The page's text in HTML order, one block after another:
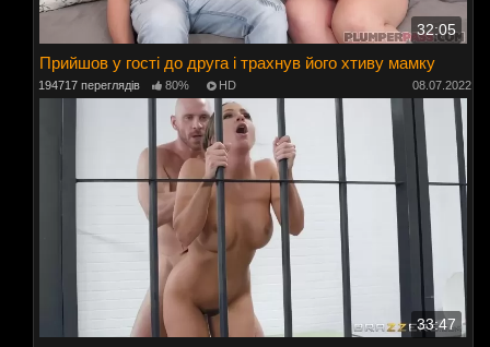
32:05
Прийшов у гості до друга і трахнув його хтиву мамку
194717 переглядів 80% HD 08.07.2022
33:47